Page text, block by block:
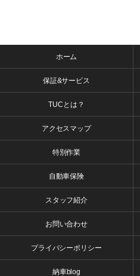
ホーム
保証&サービス
TUCとは？
アクセスマップ
特別作業
自動車保険
スタッフ紹介
お問い合わせ
プライバシーポリシー
納車blog